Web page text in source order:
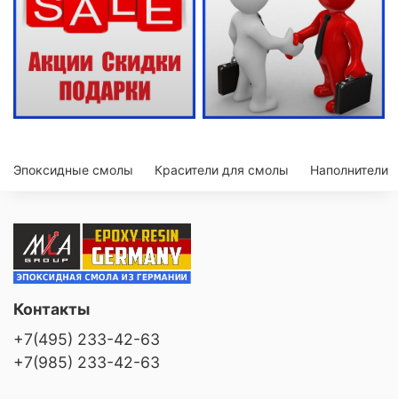
Эпоксидные смолы Красители для смолы Наполнители
Контакты
+7(495) 233-42-63
+7(985) 233-42-63